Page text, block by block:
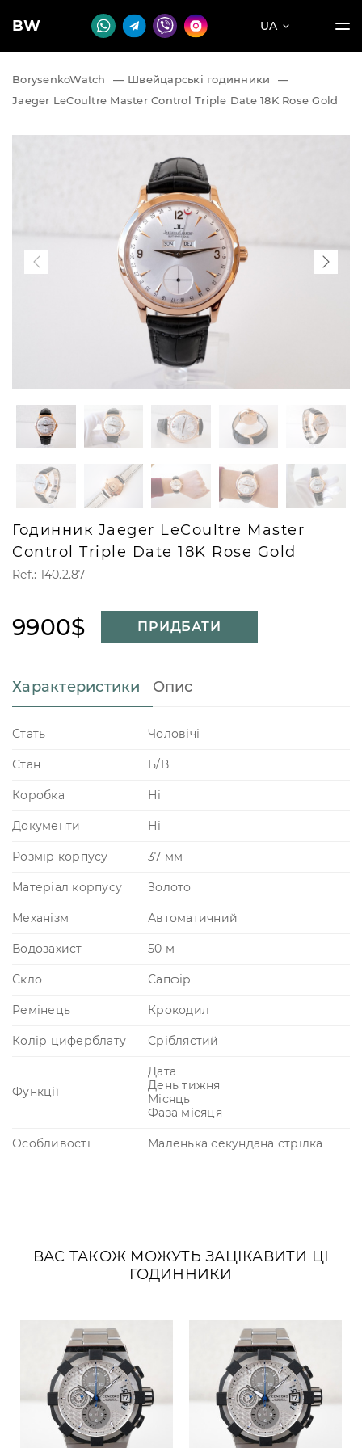
BW UA
BorysenkoWatch — Швейцарські годинники
—
Jaeger LeCoultre Master Control Triple Date 18K Rose Gold
Годинник Jaeger LeCoultre Master
Control Triple Date 18K Rose Gold
Ref.: 140.2.87
9900$ ПРИДБАТИ
Характеристики Опис
Стать Чоловічі
Стан Б/В
Коробка Ні
Документи Ні
Розмір корпусу 37 мм
Матеріал корпусу Золото
Механізм Автоматичний
Водозахист 50 м
Скло Сапфір
Ремінець Крокодил
Колір циферблату Сріблястий
Функції
Дата
День тижня
Місяць
Фаза місяця
Особливості Маленька секундана стрілка
ВАС ТАКОЖ МОЖУТЬ ЗАЦІКАВИТИ ЦІ
ГОДИННИКИ